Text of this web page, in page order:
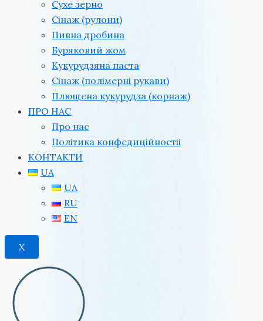
Сухе зерно
Сінаж (рулони)
Пивна дробина
Буряковий жом
Кукурудзяна паста
Сінаж (полімерні рукави)
Плющена кукурудза (корнаж)
ПРО НАС
Про нас
Політика конфедиційностіi
КОНТАКТИ
UA
UA
RU
EN
X